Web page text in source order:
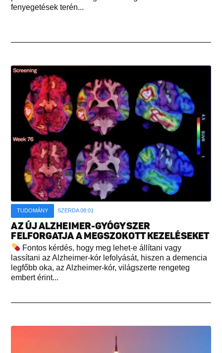
fenyegetések terén...
TUDOMÁNY SZERDA 08:01
AZ ÚJ ALZHEIMER-GYÓGYSZER
FELFORGATJA A MEGSZOKOTT KEZELÉSEKET
Fontos kérdés, hogy meg lehet-e állítani vagy
lassítani az Alzheimer-kór lefolyását, hiszen a demencia
legfőbb oka, az Alzheimer-kór, világszerte rengeteg
embert érint...